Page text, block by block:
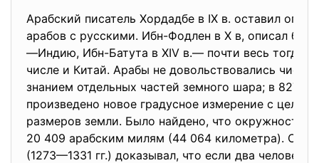
Арабский писатель Хордадбе в IX в. оставил
арабов с русскими. Ибн-Фодлен в X в, описал
—Индию, Ибн-Батута в XIV в.— почти весь
числе и Китай. Арабы не довольствовались
знанием отдельных частей земного шара; в 827 г.
произведено новое градусное измерение с целью
размеров земли. Было найдено, что окружность
20 409 арабским милям (44 064 километра).
(1273—1331 гг.) доказывал, что если два человека